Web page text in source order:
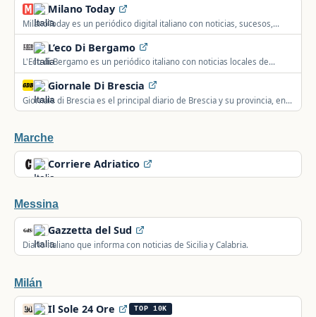
Milano Today
MilanoToday es un periódico digital italiano con noticias, sucesos,
deporte y cultura de los barrios de Milán.
L’eco Di Bergamo
L'Eco di Bergamo es un periódico italiano con noticias locales de
Bérgamo y su provincia, incluidos deportes y cultura.
Giornale Di Brescia
Giornale di Brescia es el principal diario de Brescia y su provincia, en
Italia, con noticias, política, economía y deporte.
Marche
Corriere Adriatico
Messina
Gazzetta del Sud
Diario italiano que informa con noticias de Sicilia y Calabria.
Milán
Il Sole 24 Ore TOP 10K